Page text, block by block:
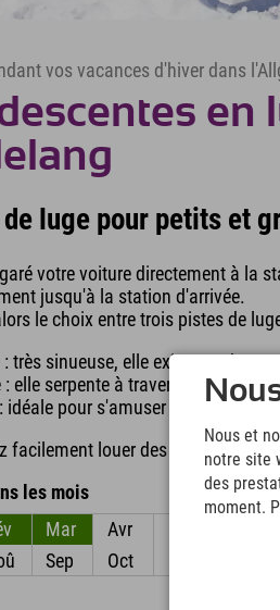
vos vacances d'hiver dans
en
luge pour petits et
votre voiture directement à la
jusqu'à la station d'arrivée.
le choix entre trois pistes de
très sinueuse, elle exige une
: elle serpente à travers les
idéale pour s'amuser en luge en
facilement louer des luges sur
les mois
Mar Avr
Sep Oct
Nous et
notre site
des
moment.